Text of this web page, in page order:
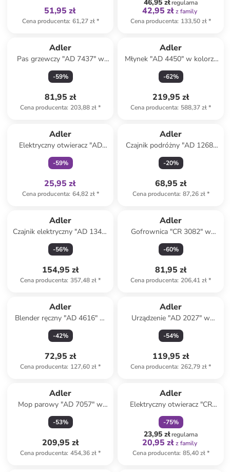
51,95 zł
Cena producenta: 61,27 zł*
46,95 złregularna
42,95 zł z family
Cena producenta: 133,50 zł*
Adler
Pas grzewczy "AD 7437" w
kolorze szarym - 32 x 72 cm
-59%
81,95 zł
Cena producenta: 203,88 zł*
Adler
Młynek "AD 4450" w kolorze
czarnym do kawy
-62%
219,95 zł
Cena producenta: 588,37 zł*
Adler
Elektryczny otwieracz "AD
4509" w kolorze czarnym do
wina
-59%
25,95 zł
Cena producenta: 64,82 zł*
Adler
Czajnik podróżny "AD 1268"
w kolorze szaro-białym - 600
ml
-20%
68,95 zł
Cena producenta: 87,26 zł*
Adler
Czajnik elektryczny "AD 1341"
w kolorze białym - 1,7 l
-56%
154,95 zł
Cena producenta: 357,48 zł*
Adler
Gofrownica "CR 3082" w
kolorze białym
-60%
81,95 zł
Cena producenta: 206,41 zł*
Adler
Blender ręczny "AD 4616" w
kolorze biało-beżowym
-42%
72,95 zł
Cena producenta: 127,60 zł*
Adler
Urządzenie "AD 2027" w
kolorze białym do stylizacji
włosów
-54%
119,95 zł
Cena producenta: 262,79 zł*
Adler
Mop parowy "AD 7057" w
kolorze białym
-53%
209,95 zł
Cena producenta: 454,36 zł*
Adler
Elektryczny otwieracz "CR
4510" w kolorze czarnym do
wina
-75%
23,95 złregularna
20,95 zł z family
Cena producenta: 85,40 zł*